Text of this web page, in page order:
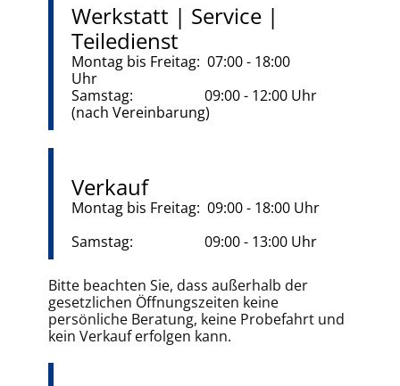
Werkstatt | Service |
Teiledienst
Montag bis Freitag: 07:00 - 18:00
Uhr
Samstag: 09:00 - 12:00 Uhr
(nach Vereinbarung)
Verkauf
Montag bis Freitag: 09:00 - 18:00 Uhr
Samstag: 09:00 - 13:00 Uhr
Bitte beachten Sie, dass außerhalb der
gesetzlichen Öffnungszeiten keine
persönliche Beratung, keine Probefahrt und
kein Verkauf erfolgen kann.